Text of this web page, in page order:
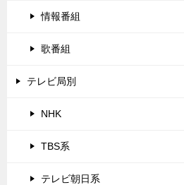
情報番組
歌番組
テレビ局別
NHK
TBS系
テレビ朝日系